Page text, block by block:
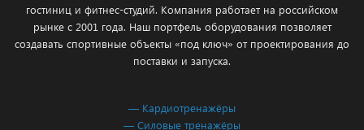
гостиниц и фитнес-студий. Компания работает на российском
рынке с 2001 года. Наш портфель оборудования позволяет
создавать спортивные объекты «под ключ» от проектирования до
поставки и запуска.
— Кардиотренажёры
— Силовые тренажёры